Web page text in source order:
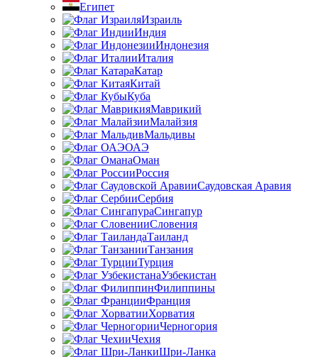
Египет
Израиль
Индия
Индонезия
Италия
Катар
Китай
Куба
Маврикий
Малайзия
Мальдивы
ОАЭ
Оман
Россия
Саудовская Аравия
Сербия
Сингапур
Словения
Таиланд
Танзания
Турция
Узбекистан
Филиппины
Франция
Хорватия
Черногория
Чехия
Шри-Ланка